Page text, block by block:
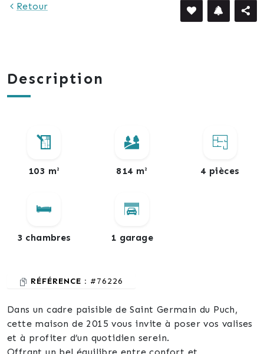
Retour
Description
103 m² 814 m² 4 pièces
3 chambres 1 garage
RÉFÉRENCE : #76226
Dans un cadre paisible de Saint Germain du Puch,
cette maison de 2015 vous invite à poser vos valises
et à profiter d’un quotidien serein.